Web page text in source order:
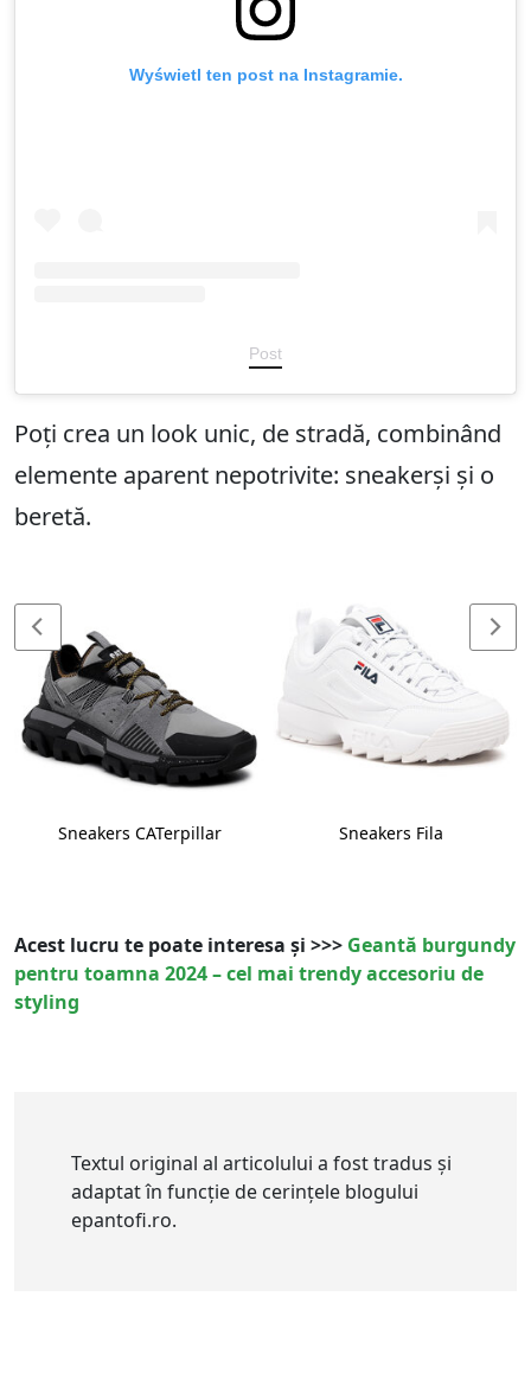
Wyświetl ten post na Instagramie.
Post
Poți crea un look unic, de stradă, combinând
elemente aparent nepotrivite: sneakerși și o
beretă.
Sneakers CATerpillar Sneakers Fila
Acest lucru te poate interesa și >>> Geantă burgundy
pentru toamna 2024 – cel mai trendy accesoriu de
styling
Textul original al articolului a fost tradus și
adaptat în funcție de cerințele blogului
epantofi.ro.